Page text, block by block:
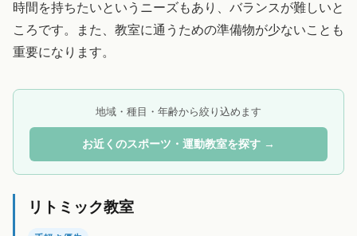
時間を持ちたいというニーズもあり、バランスが難しいと
ころです。また、教室に通うための準備物が少ないことも
重要になります。
地域・種目・年齢から絞り込めます
お近くのスポーツ・運動教室を探す →
リトミック教室